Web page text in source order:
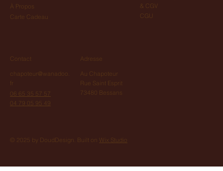
© 2025 by DoudDesign. Built on Wix Studio
Contact
chapoteur@wanadoo.
fr
06 65 35 57 57
04 79 05 95 49
Adresse
Au Chapoteur
Rue Saint Esprit
73480 Bessans
À Propos
Carte Cadeau
& CGV
CGU